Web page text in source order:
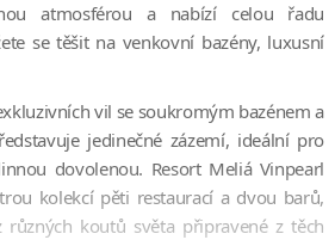
atmosférou a nabízí celou řadu
se těšit na venkovní bazény, luxusní
vil se soukromým bazénem a
jedinečné zázemí, ideální pro
dovolenou. Resort Meliá Vinpearl
kolekcí pěti restaurací a dvou barů,
různých koutů světa připravené z těch